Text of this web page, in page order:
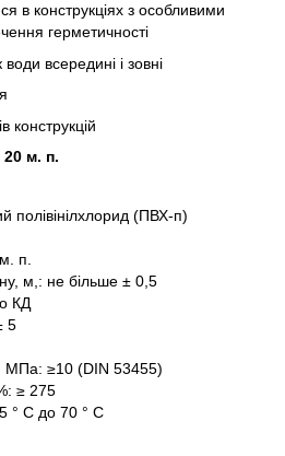
в конструкціях з особливими
герметичності
всередині і зовні
конструкцій
20 м. п.
полівінілхлорид (ПВХ-п)
п.
м,: не більше ± 0,5
КД
5
МПа: ≥10 (DIN 53455)
≥ 275
° C до 70 ° C